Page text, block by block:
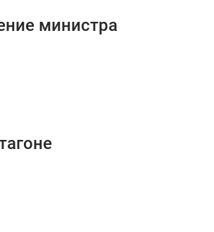
министра